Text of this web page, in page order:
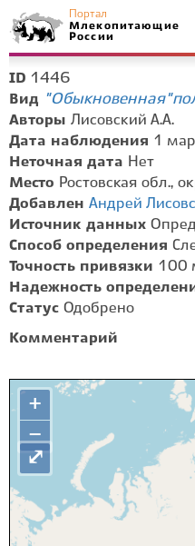
Портал
Млекопитающие
России
ID 1446
Вид "Обыкновенная"
Авторы Лисовский А.А.
Дата наблюдения 1
Неточная дата Нет
Место Ростовская обл.,
Добавлен Андрей
Источник данных
Способ определения
Точность привязки 100
Надежность
Статус Одобрено
Комментарий
+
−
⤢